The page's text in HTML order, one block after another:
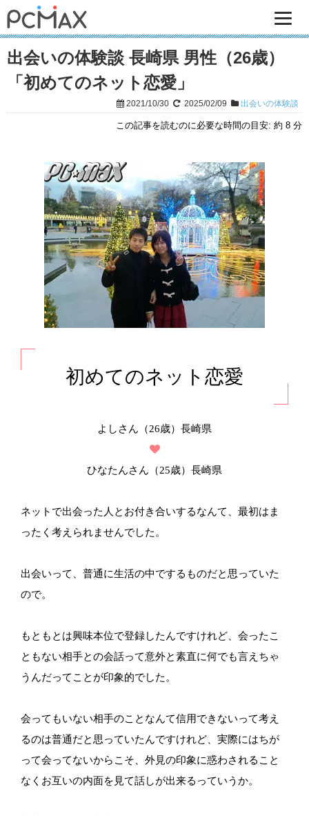
出会いの体験談 長崎県 男性（26歳）
「初めてのネット恋愛」
2021/10/30 2025/02/09 出会いの体験談
この記事を読むのに必要な時間の目安: 約 8 分
初めてのネット恋愛
よしさん（26歳）長崎県
ひなたんさん（25歳）長崎県
ネットで出会った人とお付き合いするなんて、最初はま
ったく考えられませんでした。
出会いって、普通に生活の中でするものだと思っていた
ので。
もともとは興味本位で登録したんですけれど、会ったこ
ともない相手との会話って意外と素直に何でも言えちゃ
うんだってことが印象的でした。
会ってもいない相手のことなんて信用できないって考え
るのは普通だと思っていたんですけれど、実際にはちが
って会ってないからこそ、外見の印象に惑わされること
なくお互いの内面を見て話しが出来るっていうか。